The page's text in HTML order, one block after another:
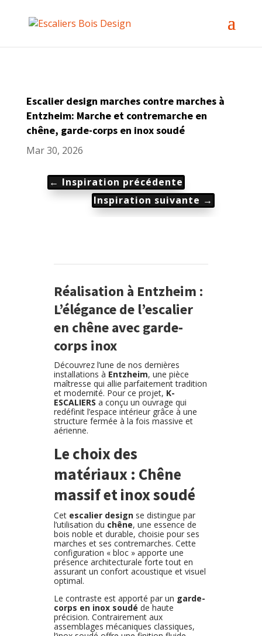
Escalier design marches contre marches à
Entzheim: Marche et contremarche en
chêne, garde-corps en inox soudé
Mar 30, 2026
← Inspiration précédente
Inspiration suivante →
Réalisation à Entzheim :
L’élégance de l’escalier
en chêne avec garde-
corps inox
Découvrez l’une de nos dernières
installations à Entzheim, une pièce
maîtresse qui allie parfaitement tradition
et modernité. Pour ce projet, K-
ESCALIERS a conçu un ouvrage qui
redéfinit l’espace intérieur grâce à une
structure fermée à la fois massive et
aérienne.
Le choix des
matériaux : Chêne
massif et inox soudé
Cet escalier design se distingue par
l’utilisation du chêne, une essence de
bois noble et durable, choisie pour ses
marches et ses contremarches. Cette
configuration « bloc » apporte une
présence architecturale forte tout en
assurant un confort acoustique et visuel
optimal.
Le contraste est apporté par un garde-
corps en inox soudé de haute
précision. Contrairement aux
assemblages mécaniques classiques,